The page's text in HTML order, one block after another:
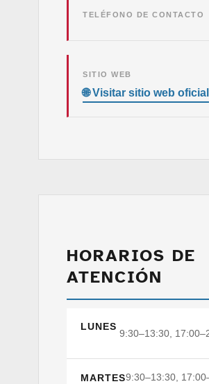
TELÉFONO DE CONTACTO
SITIO WEB
HORARIOS DE
ATENCIÓN
LUNES
9:30–13:30,
MARTES9:30–13:30,